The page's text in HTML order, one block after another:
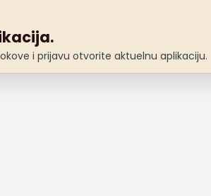
i prijavu otvorite aktuelnu aplikaciju.